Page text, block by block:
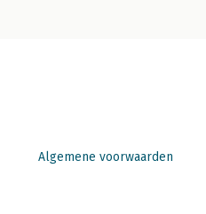
Algemene voorwaarden